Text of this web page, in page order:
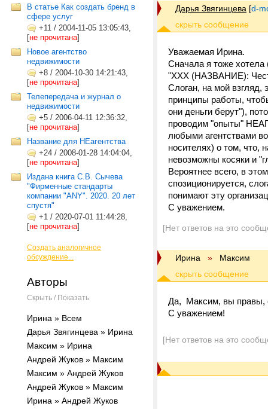
В статье Как создать бренд в
сфере услуг
+11 / 2004-11-05 13:05:43,
[не прочитана]
Новое агентство
недвижимости
+8 / 2004-10-30 14:21:43,
[не прочитана]
Телепередача и журнал о
недвижимости
+5 / 2006-04-11 12:36:32,
[не прочитана]
Название для НЕагентства
+24 / 2008-01-28 14:04:04,
[не прочитана]
Издана книга С.В. Сычева
"Фирменные стандарты
компании "ANY". 2020. 20 лет
спустя"
+1 / 2020-07-01 11:44:28,
[не прочитана]
Создать аналогичное
обсуждение...
Авторы
Скрыть / Показать
Ирина » Всем
Дарья Звягинцева » Ирина
Максим » Ирина
Андрей Жуков » Максим
Максим » Андрей Жуков
Андрей Жуков » Максим
Ирина » Андрей Жуков
Дарья Звягинцева [d-
Уважаемая Ирина.
Сначала я тоже хотела
"ХХХ (НАЗВАНИЕ):
Слоган, на мой взгляд,
принципы работы,
они деньги берут"),
проводим "опыты"
любыми агентствами
носителях) о том, что,
невозможны косяки и
Вероятнее всего, в
спозиционируется,
понимают эту
С уважением.
[Нет ответов на это
Ирина » Максим
Да, Максим, вы правы,
С уважением!
[Нет ответов на это